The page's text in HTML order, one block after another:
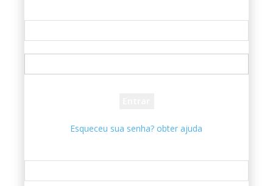
Esqueceu sua senha? obter ajuda